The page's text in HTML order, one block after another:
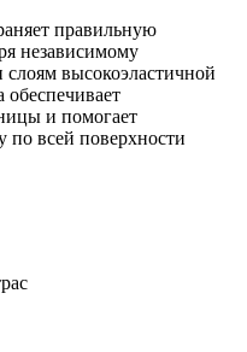
правильную
независимому
высокоэластичной
обеспечивает
и помогает
по всей поверхности